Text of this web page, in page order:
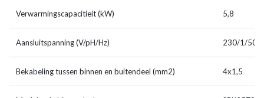
Verwarmingscapacitieit (kW) 5,8
Aansluitspanning (V/pH/Hz) 230/1/50
Bekabeling tussen binnen en buitendeel (mm2) 4x1,5